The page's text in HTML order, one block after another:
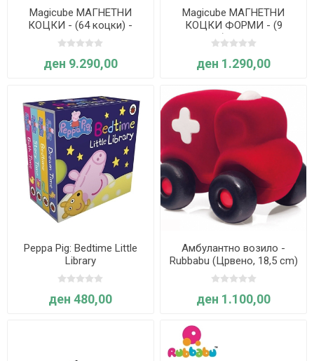
Magicube МАГНЕТНИ
КОЦКИ - (64 коцки) -
Geomag
ден 9.290,00
Magicube МАГНЕТНИ
КОЦКИ ФОРМИ - (9
коцки) - Geomag
ден 1.290,00
Peppa Pig: Bedtime Little
Library
ден 480,00
Амбулантно возило -
Rubbabu (Црвено, 18,5 cm)
Возрaст: 1 г+
ден 1.100,00